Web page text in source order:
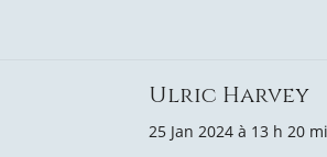
Ulric Harvey
25 Jan 2024 à 13 h 20